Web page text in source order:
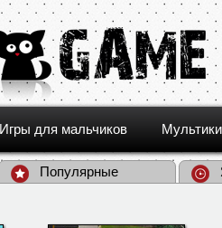
Игры для мальчиков Мультики
Популярные